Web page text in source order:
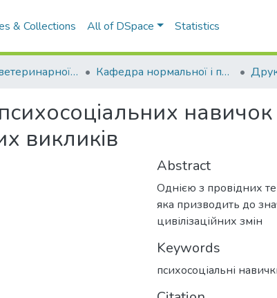
& Collections All of DSpace Statistics
Факультет ветеринарної медицини Кафедра нормальної і патологічної анатомії та фізіології тварин
викликів
Abstract
Однією з провідних
яка призводить до
цивілізаційних змін
Keywords
психосоціальні